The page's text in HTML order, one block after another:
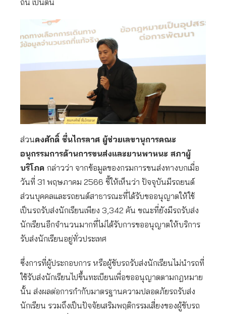
ถิ่น เป็นต้น
ส่วนคงศักดิ์ ชื่นไกรลาศ ผู้ช่วยเลขานุการคณะ
อนุกรรมการด้านการขนส่งและยานพาหนะ สภาผู้
บริโภค กล่าวว่า จากข้อมูลของกรมการขนส่งทางบกเมื่อ
วันที่ 31 พฤษภาคม 2566 ชี้ให้เห็นว่า ปัจจุบันมีรถยนต์
ส่วนบุคคลและรถยนต์สาธารณะที่ได้รับขออนุญาตให้ใช้
เป็นรถรับส่งนักเรียนเพียง 3,342 คัน ขณะที่ยังมีรถรับส่ง
นักเรียนอีกจำนวนมากที่ไม่ได้รับการขออนุญาตให้บริการ
รับส่งนักเรียนอยู่ทั่วประเทศ
ซึ่งการที่ผู้ประกอบการ หรือผู้ขับรถรับส่งนักเรียนไม่นำรถที่
ใช้รับส่งนักเรียนไปขึ้นทะเบียนเพื่อขออนุญาตตามกฎหมาย
นั้น ส่งผลต่อการกำกับมาตรฐานความปลอดภัยรถรับส่ง
นักเรียน รวมถึงเป็นปัจจัยเสริมพฤติกรรมเสี่ยงของผู้ขับรถ